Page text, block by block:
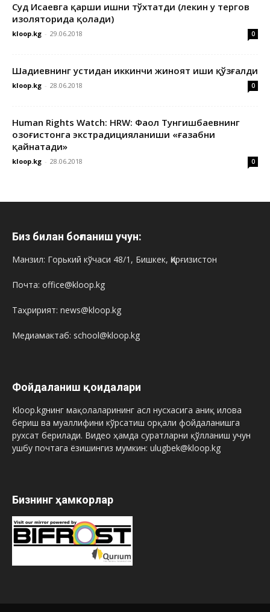
Суд Исаевга қарши ишни тўхтатди (лекин у тергов
изоляторида қолади)
kloop.kg - 29.06.2018 0
Шадиевнинг устидан иккинчи жиноят иши қўзғалди
kloop.kg - 28.06.2018 0
Human Rights Watch: HRW: Фаол Тунгишбаевнинг
Қозоғистонга экстрадицияланиши «ғазабни
қайнатади»
kloop.kg - 28.06.2018 0
Биз билан боғланиш учун:
Манзил: Горький кўчаси 48/1, Бишкек, Қирғизистон
Почта: office@kloop.kg
Таҳририят: news@kloop.kg
Медиамактаб: school@kloop.kg
Фойдаланиш қоидалари
Kloop.kgнинг мақолаларининг асл нусхасига аниқ илова
бериш ва муаллифини кўрсатиш орқали фойдаланишга
рухсат берилади. Видео ҳамда суратларни қўлланиш учун
ушбу почтага ёзишингиз мумкин: ulugbek@kloop.kg
Бизнинг ҳамкорлар